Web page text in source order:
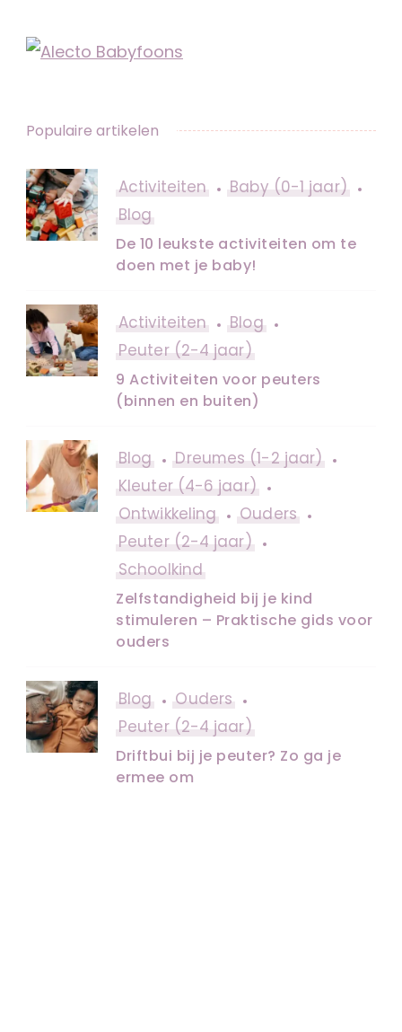
Populaire artikelen
Activiteiten
Baby (0-1 jaar)
Blog
De 10 leukste activiteiten om te
doen met je baby!
Activiteiten
Blog
Peuter (2-4 jaar)
9 Activiteiten voor peuters
(binnen en buiten)
Blog
Dreumes (1-2 jaar)
Kleuter (4-6 jaar)
Ontwikkeling
Ouders
Peuter (2-4 jaar)
Schoolkind
Zelfstandigheid bij je kind
stimuleren – Praktische gids voor
ouders
Blog
Ouders
Peuter (2-4 jaar)
Driftbui bij je peuter? Zo ga je
ermee om